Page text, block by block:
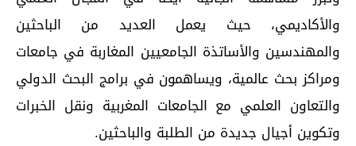
والأكاديمي، حيث يعمل العديد من الباحثين
والمهندسين والأساتذة الجامعيين المغاربة في جامعات
ومراكز بحث عالمية، ويساهمون في برامج البحث الدولي
والتعاون العلمي مع الجامعات المغربية ونقل الخبرات
وتكوين أجيال جديدة من الطلبة والباحثين.